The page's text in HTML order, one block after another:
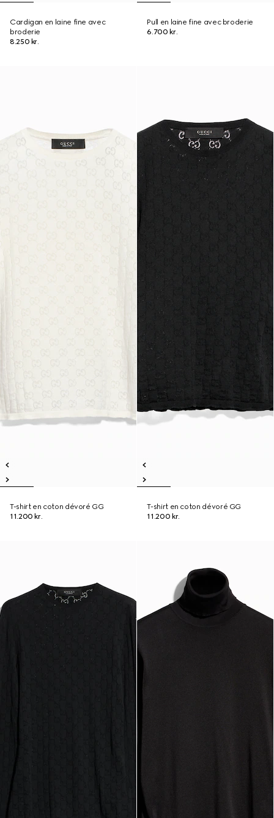
Cardigan en laine fine avec
broderie
8.250 kr.
Pull en laine fine avec broderie
6.700 kr.
T-shirt en coton dévoré GG
11.200 kr.
T-shirt en coton dévoré GG
11.200 kr.